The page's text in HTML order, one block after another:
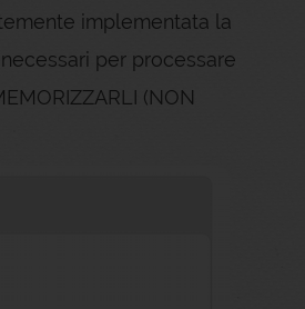
implementata la
per processare
(NON